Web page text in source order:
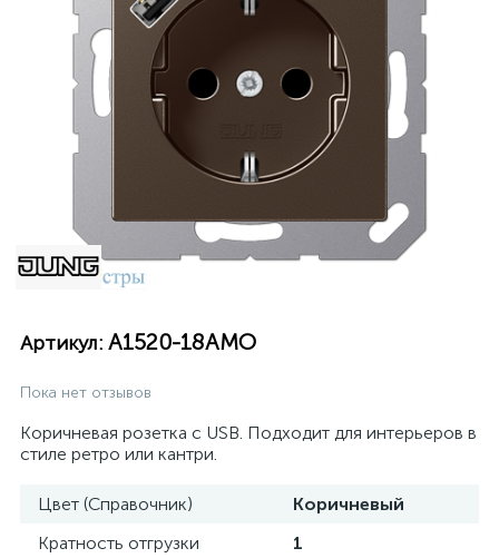
Артикул: A1520-18AMO
Пока нет отзывов
Коричневая розетка с USB. Подходит для интерьеров в
стиле ретро или кантри.
Цвет (Справочник)
Коричневый
Кратность отгрузки
1